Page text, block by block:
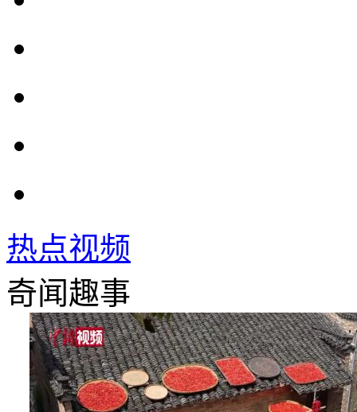
热点视频
奇闻趣事